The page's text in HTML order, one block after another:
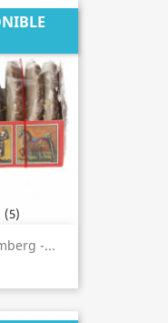
-...
(5)